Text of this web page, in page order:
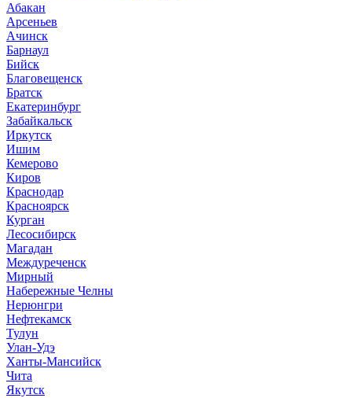
Абакан
Арсеньев
Ачинск
Барнаул
Бийск
Благовещенск
Братск
Екатеринбург
Забайкальск
Иркутск
Ишим
Кемерово
Киров
Краснодар
Красноярск
Курган
Лесосибирск
Магадан
Междуреченск
Мирный
Набережные Челны
Нерюнгри
Нефтекамск
Тулун
Улан-Удэ
Ханты-Мансийск
Чита
Якутск